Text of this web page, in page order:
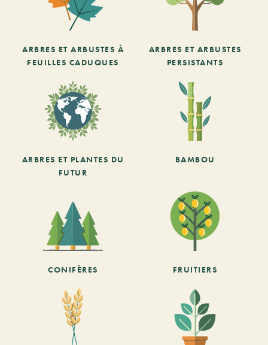
ARBRES ET ARBUSTES À
FEUILLES CADUQUES
ARBRES ET ARBUSTES
PERSISTANTS
ARBRES ET PLANTES DU
FUTUR
BAMBOU
CONIFÈRES FRUITIERS